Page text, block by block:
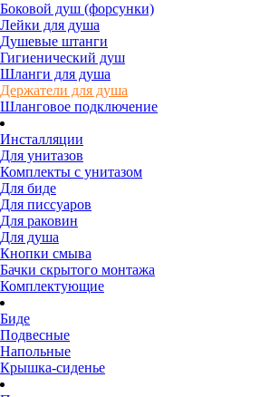
Боковой душ (форсунки)
Лейки для душа
Душевые штанги
Гигиенический душ
Шланги для душа
Держатели для душа
Шланговое подключение
Инсталляции
Для унитазов
Комплекты с унитазом
Для биде
Для писсуаров
Для раковин
Для душа
Кнопки смыва
Бачки скрытого монтажа
Комплектующие
Биде
Подвесные
Напольные
Крышка-сиденье